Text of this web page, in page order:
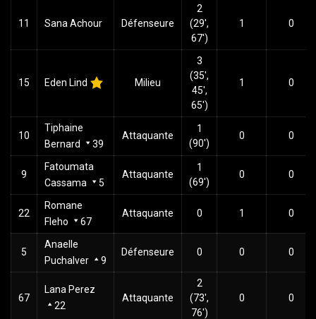
11 Sana Achour Défenseure
2
(29',
67')
1 0
15 Eden Lind Milieu
3
(35',
45',
65')
1 0
10
Tiphaine
Bernard
39
Attaquante
1
(90')
0 0
9
Fatoumata
Cassama
5
Attaquante
1
(69')
0 0
22
Romane
Fleho
67
Attaquante 0 1 0
5
Anaelle
Puchalver
9
Défenseure 0 0 0
67
Lana Perez
22
Attaquante
2
(73',
76')
0 0